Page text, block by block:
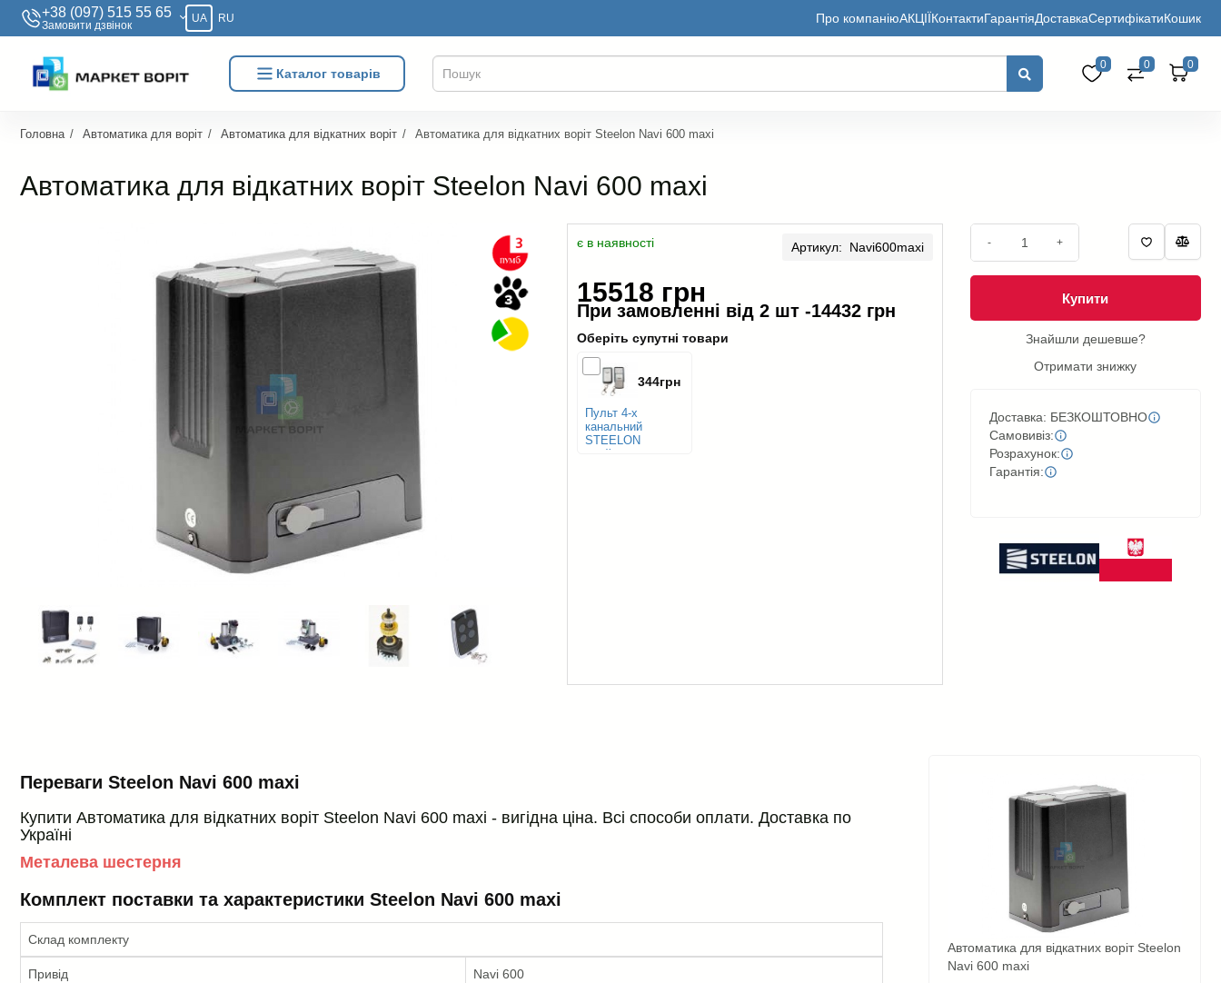
+38 (097) 515 55 65
Замовити дзвiнок
UA RU Про компаніюАКЦІЇКонтактиГарантіяДоставкаСертифікатиКошик
Каталог товарів
0 0 0
Головна Автоматика для воріт Автоматика для відкатних воріт Автоматика для відкатних воріт Steelon Navi 600 maxi
Автоматика для відкатних воріт Steelon Navi 600 maxi
є в наявності Артикул: Navi600maxi
15518 грн
При замовленні від 2 шт -14432 грн
Оберіть супутні товари
Пульт 4-х
канальний
STEELON
слайдер
344грн
- +
Купити
Знайшли дешевше?
Отримати знижку
Доставка: БЕЗКОШТОВНО
Самовивіз:
Розрахунок:
Гарантія:
Автоматика для відкатних воріт Steelon
Navi 600 maxi
Переваги Steelon Navi 600 maxi
Купити Автоматика для відкатних воріт Steelon Navi 600 maxi - вигідна ціна. Всі способи оплати. Доставка по
Україні
Металева шестерня
Комплект поставки та характеристики Steelon Navi 600 maxi
Склад комплекту
Привід Navi 600